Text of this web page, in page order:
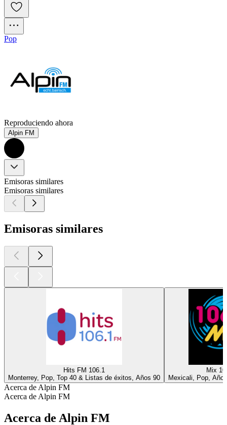
Pop
Reproduciendo ahora
Alpin FM
Emisoras similares
Emisoras similares
Emisoras similares
Hits FM 106.1
Monterrey, Pop, Top 40 & Listas de éxitos, Años 90
Mix
Mexicali, Pop,
Acerca de Alpin FM
Acerca de Alpin FM
Acerca de Alpin FM